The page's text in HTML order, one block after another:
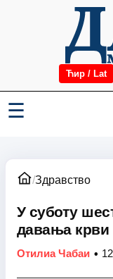
Ћир / Lat
☰
/Здравство
У суботу
давања крви
Отилиа Чабаи •